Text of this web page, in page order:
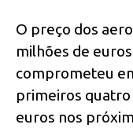
O preço dos
milhões de
comprometeu
primeiros quatro
euros nos